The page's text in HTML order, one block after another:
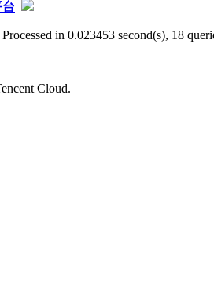
Processed in 0.023453 second(s), 18
Cloud.